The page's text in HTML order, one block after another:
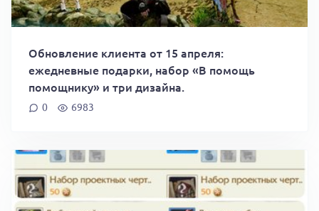
Обновление клиента от 15 апреля:
ежедневные подарки, набор «В помощь
помощнику» и три дизайна.
0 6983